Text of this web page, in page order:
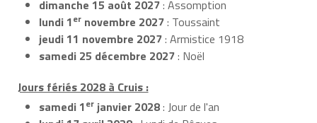
dimanche 15 août 2027: Assomption
lundi 1er novembre 2027: Toussaint
jeudi 11 novembre 2027: Armistice 1918
samedi 25 décembre 2027: Noël
Jours fériés 2028 à Cruis :
samedi 1er janvier 2028: Jour de l'an